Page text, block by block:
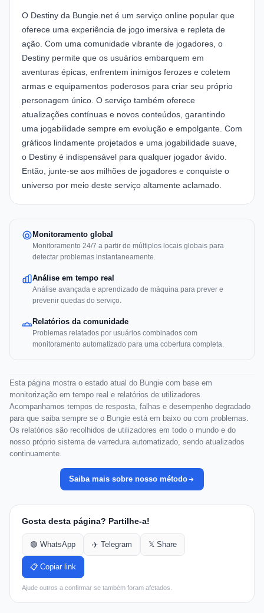
O Destiny da Bungie.net é um serviço online popular que
oferece uma experiência de jogo imersiva e repleta de
ação. Com uma comunidade vibrante de jogadores, o
Destiny permite que os usuários embarquem em
aventuras épicas, enfrentem inimigos ferozes e coletem
armas e equipamentos poderosos para criar seu próprio
personagem único. O serviço também oferece
atualizações contínuas e novos conteúdos, garantindo
uma jogabilidade sempre em evolução e empolgante. Com
gráficos lindamente projetados e uma jogabilidade suave,
o Destiny é indispensável para qualquer jogador ávido.
Então, junte-se aos milhões de jogadores e conquiste o
universo por meio deste serviço altamente aclamado.
Monitoramento global
Monitoramento 24/7 a partir de múltiplos locais globais para
detectar problemas instantaneamente.
Análise em tempo real
Análise avançada e aprendizado de máquina para prever e
prevenir quedas do serviço.
Relatórios da comunidade
Problemas relatados por usuários combinados com
monitoramento automatizado para uma cobertura completa.
Esta página mostra o estado atual do Bungie com base em
monitorização em tempo real e relatórios de utilizadores.
Acompanhamos tempos de resposta, falhas e desempenho degradado
para que saiba sempre se o Bungie está em baixo ou com problemas.
Os relatórios são recolhidos de utilizadores em todo o mundo e do
nosso próprio sistema de varredura automatizado, sendo atualizados
continuamente.
Saiba mais sobre nosso método
Gosta desta página? Partilhe-a!
🟢 WhatsApp ✈️ Telegram 𝕏 Share
📋 Copiar link
Ajude outros a confirmar se também foram afetados.